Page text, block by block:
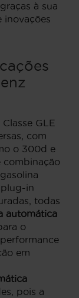
à sua
inovações
GLE
com
o 300d e
combinação
in
todas
automática
o
em
pois a